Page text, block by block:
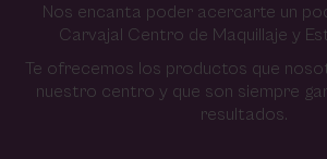
Nos encanta poder acercarte un
Carvajal Centro de Maquillaje y
Te ofrecemos los productos que
nuestro centro y que son siempre
resultados.